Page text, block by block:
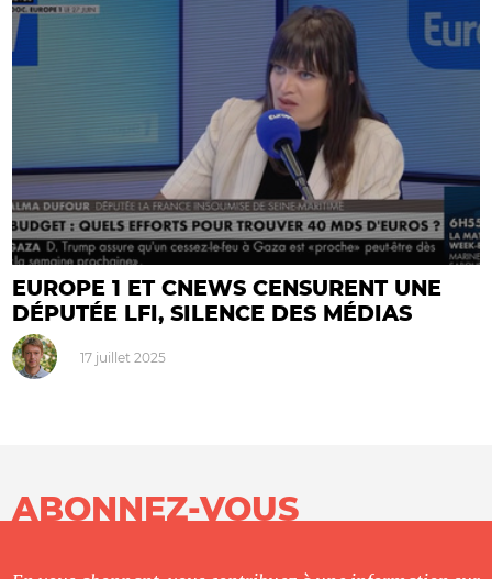
EUROPE 1 ET CNEWS CENSURENT UNE
DÉPUTÉE LFI, SILENCE DES MÉDIAS
17 juillet 2025
ABONNEZ-VOUS